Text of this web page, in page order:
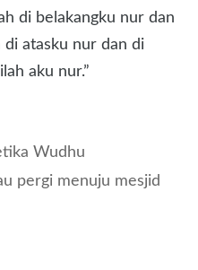
di belakangku nur dan
di atasku nur dan di
aku nur.”
Wudhu
pergi menuju mesjid